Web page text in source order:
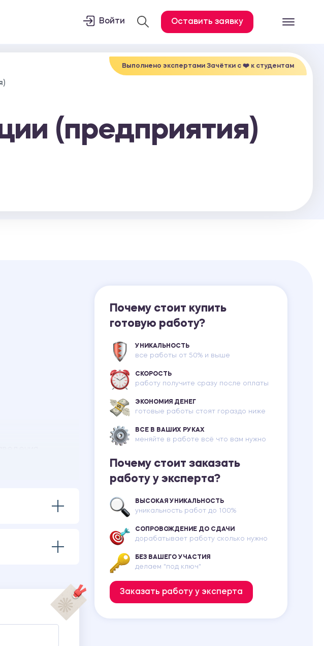
Все услуги
Контрольная работа
Войти Оставить заявку
Выполнено экспертами Зачётки c ❤️ к студентам
(предприятия)
Почему стоит купить
готовую работу?
УНИКАЛЬНОСТЬ
все работы от 50% и выше
СКОРОСТЬ
работу получите сразу после оплаты
ЭКОНОМИЯ ДЕНЕГ
готовые работы стоят гораздо ниже
ВСЕ В ВАШИХ РУКАХ
меняйте в работе всё что вам нужно
Почему стоит заказать
работу у эксперта?
ВЫСОКАЯ УНИКАЛЬНОСТЬ
уникальность работ до 100%
СОПРОВОЖДЕНИЕ ДО СДАЧИ
дорабатывает работу сколько нужно
БЕЗ ВАШЕГО УЧАСТИЯ
делаем "под ключ"
Заказать работу у эксперта